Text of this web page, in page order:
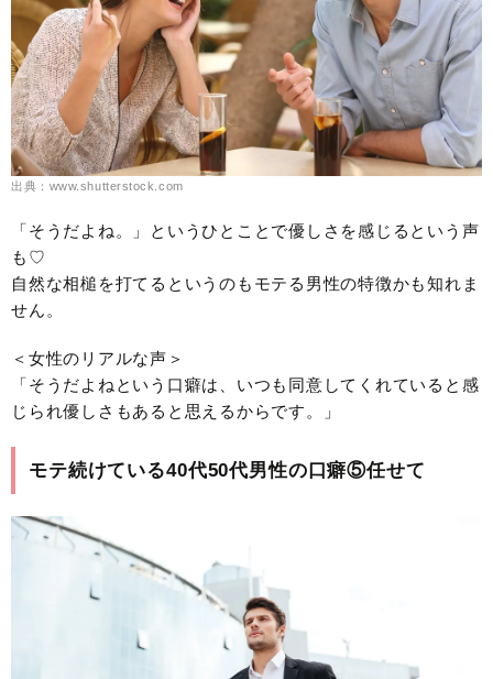
出典：www.shutterstock.com
「そうだよね。」というひとことで優しさを感じるという声
も♡
自然な相槌を打てるというのもモテる男性の特徴かも知れま
せん。
＜女性のリアルな声＞
「そうだよねという口癖は、いつも同意してくれていると感
じられ優しさもあると思えるからです。」
モテ続けている40代50代男性の口癖⑤任せて